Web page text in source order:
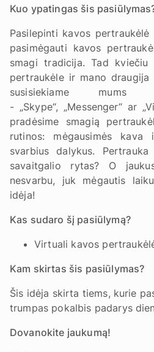
Kuo ypatingas šis
Pasilepinti kavos
pasimėgauti kavos
smagi tradicija. Tad
pertraukėle ir mano
susisiekiame mums
- „Skype“, „Messenger“ ar
pradėsime smagią
rutinos: mėgausimės kava
svarbius dalykus.
savaitgalio rytas? O
nesvarbu, juk mėgautis
idėja!
Kas sudaro šį pasiūlymą?
Virtuali kavos
Kam skirtas šis pasiūlymas?
Šis idėja skirta tiems, kurie
trumpas pokalbis padarys
Dovanokite jaukumą!